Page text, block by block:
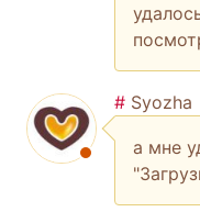
# Syozha
а мне